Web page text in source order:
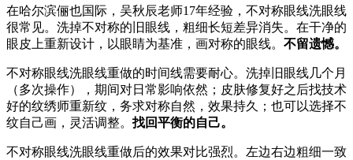
在哈尔滨俪也国际，吴秋辰老师17年经验，不对称眼线洗眼线
很常见。洗掉不对称的旧眼线，粗细长短差异消失。在干净的
眼皮上重新设计，以眼睛为基准，画对称的眼线。 不留遗憾。
不对称眼线洗眼线重做的时间线需要耐心。洗掉旧眼线几个月
（多次操作），期间对日常影响依然；皮肤修复好之后找技术
好的纹绣师重新纹，务求对称自然，效果持久；也可以选择不
纹自己画，灵活调整。 找回平衡的自己。
不对称眼线洗眼线重做后的效果对比强烈。左边右边粗细一致